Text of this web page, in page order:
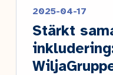
2025-04-17
Stärkt